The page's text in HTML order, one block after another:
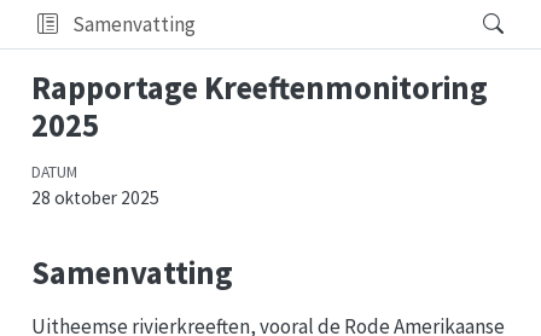
Samenvatting
Rapportage Kreeftenmonitoring
2025
DATUM
28 oktober 2025
Samenvatting
Uitheemse rivierkreeften, vooral de Rode Amerikaanse